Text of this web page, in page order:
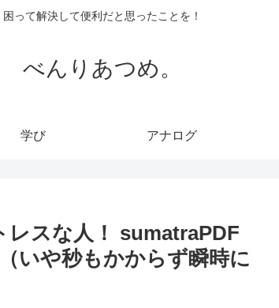
困って解決して便利だと思ったことを！
べんりあつめ。
学び アナログ
レスな人！ sumatraPDF
いや秒もかからず瞬時に